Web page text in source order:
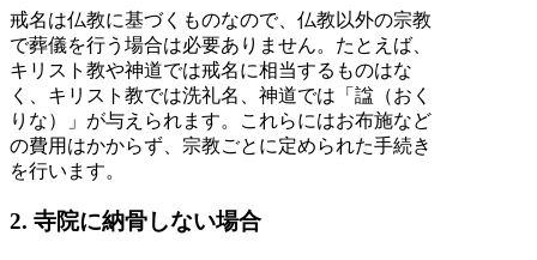
戒名は仏教に基づくものなので、仏教以外の宗教
で葬儀を行う場合は必要ありません。たとえば、
キリスト教や神道では戒名に相当するものはな
く、キリスト教では洗礼名、神道では「諡（おく
りな）」が与えられます。これらにはお布施など
の費用はかからず、宗教ごとに定められた手続き
を行います。
2. 寺院に納骨しない場合